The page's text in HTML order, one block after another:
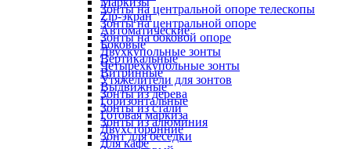
Зонты на центральной опоре телескопы
Зонты на центральной опоре
Зонты на боковой опоре
Двухкупольные зонты
Четырехкупольные зонты
Утяжелители для зонтов
Зонты из дерева
Зонты из стали
Зонты из алюминия
Зонт для беседки
Zip-экран
Автоматические
Боковые
Вертикальные
Витринные
Выдвижные
Горизонтальные
Готовая маркиза
Двухсторонние
Для кафе